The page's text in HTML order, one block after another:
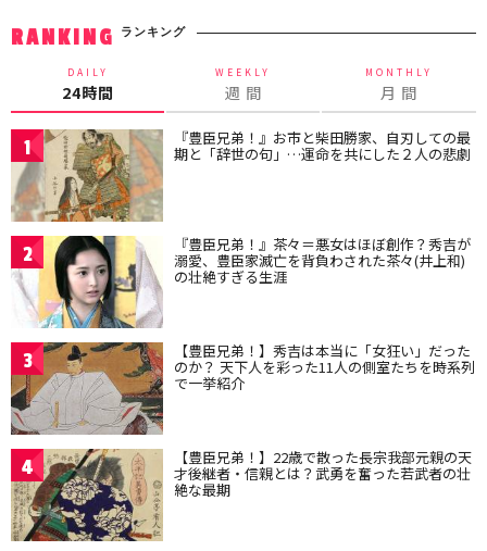
RANKING ランキング
DAILY
24時間
WEEKLY
週 間
MONTHLY
月 間
1 『豊臣兄弟！』お市と柴田勝家、自刃しての最
期と「辞世の句」…運命を共にした２人の悲劇
2 『豊臣兄弟！』茶々＝悪女はほぼ創作？秀吉が
溺愛、豊臣家滅亡を背負わされた茶々(井上和)
の壮絶すぎる生涯
3 【豊臣兄弟！】秀吉は本当に「女狂い」だった
のか？ 天下人を彩った11人の側室たちを時系列
で一挙紹介
4 【豊臣兄弟！】22歳で散った長宗我部元親の天
才後継者・信親とは？武勇を奮った若武者の壮
絶な最期